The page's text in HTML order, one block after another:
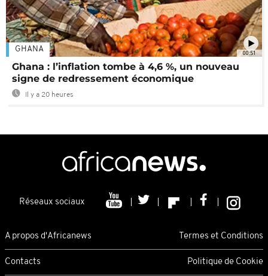
00:51
GHANA
Ghana : l’inflation tombe à 4,6 %, un nouveau
signe de redressement économique
Il y a 20 heures
Réseaux sociaux
A propos d'Africanews Termes et Conditions
Contacts Politique de Cookie